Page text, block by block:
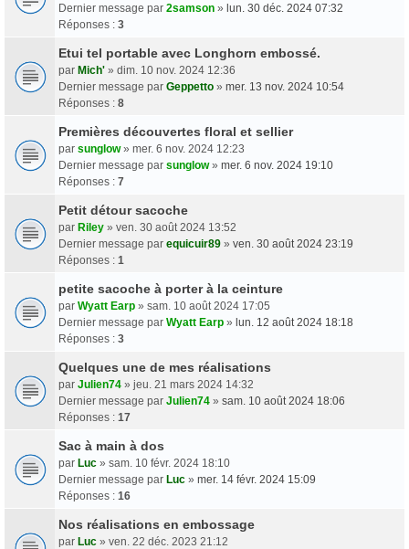
Dernier message par 2samson » lun. 30 déc. 2024 07:32
Réponses : 3
Etui tel portable avec Longhorn embossé.
par Mich' » dim. 10 nov. 2024 12:36
Dernier message par Geppetto » mer. 13 nov. 2024 10:54
Réponses : 8
Premières découvertes floral et sellier
par sunglow» mer. 6 nov. 2024 12:23
Dernier message par sunglow» mer. 6 nov. 2024 19:10
Réponses : 7
Petit détour sacoche
par Riley » ven. 30 août 2024 13:52
Dernier message par equicuir89 » ven. 30 août 2024 23:19
Réponses : 1
petite sacoche à porter à la ceinture
par Wyatt Earp » sam. 10 août 2024 17:05
Dernier message par Wyatt Earp » lun. 12 août 2024 18:18
Réponses : 3
Quelques une de mes réalisations
par Julien74 » jeu. 21 mars 2024 14:32
Dernier message par Julien74 » sam. 10 août 2024 18:06
Réponses : 17
Sac à main à dos
par Luc » sam. 10 févr. 2024 18:10
Dernier message par Luc » mer. 14 févr. 2024 15:09
Réponses : 16
Nos réalisations en embossage
par Luc » ven. 22 déc. 2023 21:12